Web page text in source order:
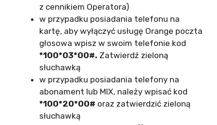
z cennikiem Operatora)
w przypadku posiadania telefonu na
kartę, aby wyłączyć usługę Orange poczta
głosowa wpisz w swoim telefonie kod
*100*03*00#. Zatwierdź zieloną
słuchawką
w przypadku posiadania telefony na
abonament lub MIX, należy wpisać kod
*100*20*00# oraz zatwierdzić zieloną
słuchawką